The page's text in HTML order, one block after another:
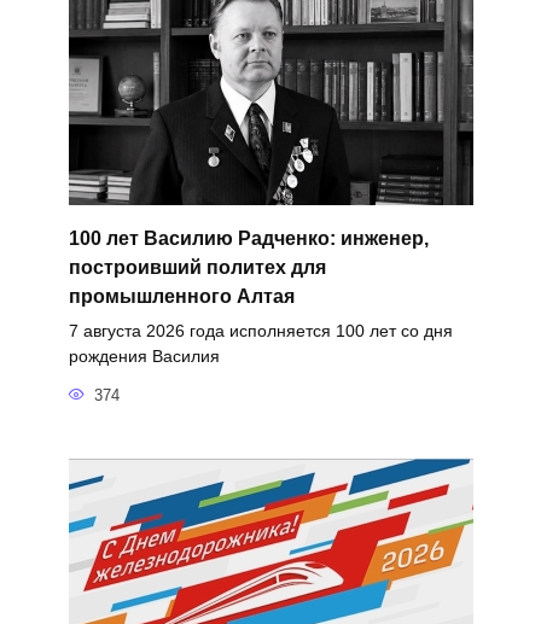
100 лет Василию Радченко: инженер,
построивший политех для
промышленного Алтая
7 августа 2026 года исполняется 100 лет со дня
рождения Василия
374